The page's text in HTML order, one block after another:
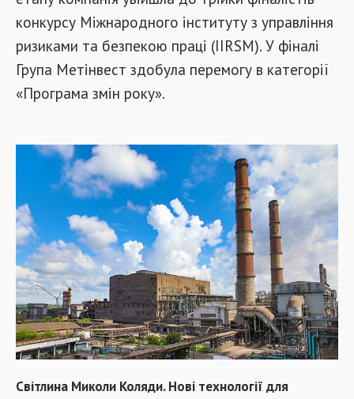
конкурсу Міжнародного інституту з управління
ризиками та безпекою праці (IIRSM). У фіналі
Група Метінвест здобула перемогу в категорії
«Програма змін року».
Світлина Миколи Коляди. Нові технології для